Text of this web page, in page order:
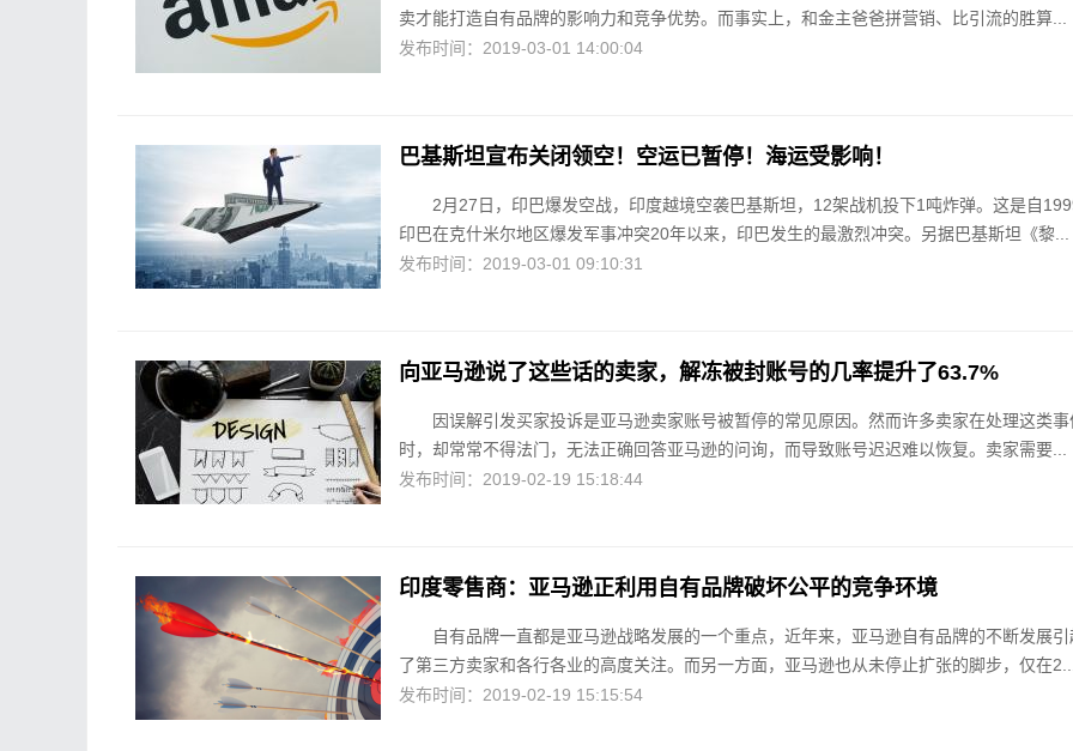
卖才能打造自有品牌的影响力和竞争优势。而事实上，和金主爸爸拼营销、比引流的胜算...
发布时间：2019-03-01 14:00:04
巴基斯坦宣布关闭领空！空运已暂停！海运受影响！
2月27日，印巴爆发空战，印度越境空袭巴基斯坦，12架战机投下1吨炸弹。这是自
印巴在克什米尔地区爆发军事冲突20年以来，印巴发生的最激烈冲突。另据巴基斯坦《黎...
发布时间：2019-03-01 09:10:31
向亚马逊说了这些话的卖家，解冻被封账号的几率提升了63.7%
因误解引发买家投诉是亚马逊卖家账号被暂停的常见原因。然而许多卖家在处理这类事
时，却常常不得法门，无法正确回答亚马逊的问询，而导致账号迟迟难以恢复。卖家需要...
发布时间：2019-02-19 15:18:44
印度零售商：亚马逊正利用自有品牌破坏公平的竞争环境
自有品牌一直都是亚马逊战略发展的一个重点，近年来，亚马逊自有品牌的不断发展引
了第三方卖家和各行各业的高度关注。而另一方面，亚马逊也从未停止扩张的脚步，仅在2...
发布时间：2019-02-19 15:15:54